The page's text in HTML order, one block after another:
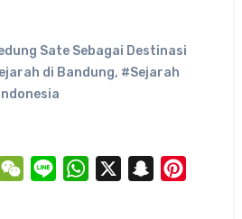
Sate Sebagai Destinasi
di Bandung, #Sejarah
TelegramWeChat
Line WhatsApp Snapchat